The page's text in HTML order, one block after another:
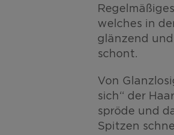
welches in
glänzend
schont.
Von
sich“ der
spröde und
Spitzen